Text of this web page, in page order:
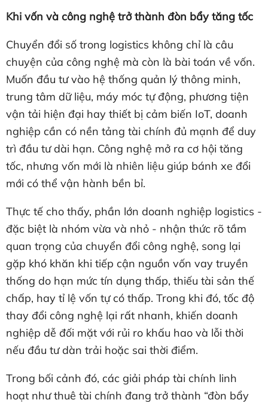
Khi vốn và công nghệ trở thành đòn bẩy tăng tốc
Chuyển đổi số trong logistics không chỉ là câu
chuyện của công nghệ mà còn là bài toán về vốn.
Muốn đầu tư vào hệ thống quản lý thông minh,
trung tâm dữ liệu, máy móc tự động, phương tiện
vận tải hiện đại hay thiết bị cảm biến IoT, doanh
nghiệp cần có nền tảng tài chính đủ mạnh để duy
trì đầu tư dài hạn. Công nghệ mở ra cơ hội tăng
tốc, nhưng vốn mới là nhiên liệu giúp bánh xe đổi
mới có thể vận hành bền bỉ.
Thực tế cho thấy, phần lớn doanh nghiệp logistics -
đặc biệt là nhóm vừa và nhỏ - nhận thức rõ tầm
quan trọng của chuyển đổi công nghệ, song lại
gặp khó khăn khi tiếp cận nguồn vốn vay truyền
thống do hạn mức tín dụng thấp, thiếu tài sản thế
chấp, hay tỉ lệ vốn tự có thấp. Trong khi đó, tốc độ
thay đổi công nghệ lại rất nhanh, khiến doanh
nghiệp dễ đối mặt với rủi ro khấu hao và lỗi thời
nếu đầu tư dàn trải hoặc sai thời điểm.
Trong bối cảnh đó, các giải pháp tài chính linh
hoạt như thuê tài chính đang trở thành “đòn bẩy